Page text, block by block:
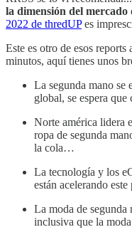
la dimensión del mercado
2022 de thredUPes
Este es otro de esos
minutos, aquí tienes unos
La segunda mano se
global, se espera
Norte américa lidera
ropa de segunda
la cola…
La tecnología y los
están acelerando este
La moda de segunda
inclusiva que la